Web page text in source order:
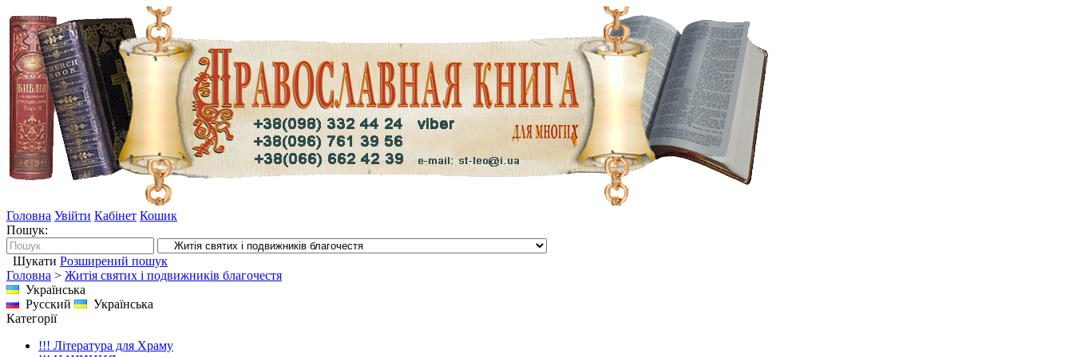
Головна Увійти Кабінет Кошик
Пошук:
Шукати Розширений пошук
Головна > Житія святих і подвижників благочестя
Українська
Русский
Українська
Категорії
!!! Література для Храму